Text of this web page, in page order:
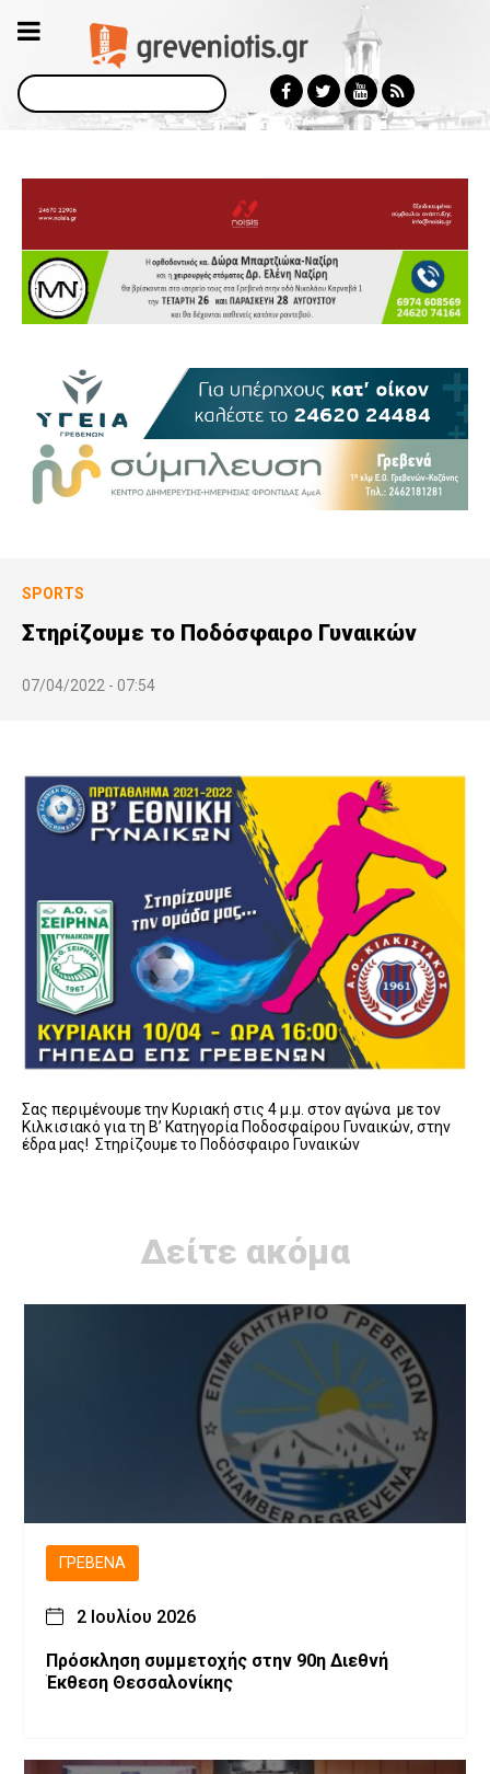
Αναζήτηση
SPORTS
Στηρίζουμε το Ποδόσφαιρο Γυναικών
07/04/2022 - 07:54
Σας περιμένουμε την Κυριακή στις 4 μ.μ. στον αγώνα με τον
Κιλκισιακό για τη Β’ Κατηγορία Ποδοσφαίρου Γυναικών, στην
έδρα μας! Στηρίζουμε το Ποδόσφαιρο Γυναικών
Δείτε ακόμα
ΓΡΕΒΕΝΆ
2 Ιουλίου 2026
Πρόσκληση συμμετοχής στην 90η Διεθνή
Έκθεση Θεσσαλονίκης